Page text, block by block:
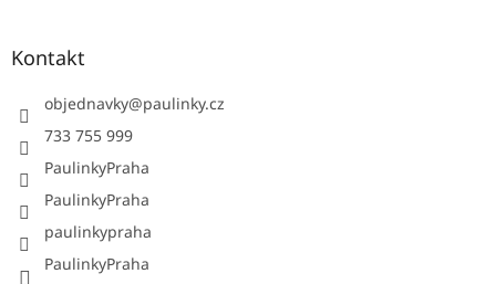
Kontakt
objednavky@paulinky.cz
733 755 999
PaulinkyPraha
PaulinkyPraha
paulinkypraha
PaulinkyPraha